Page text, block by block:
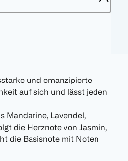
und emanzipierte
auf sich und lässt jeden
Mandarine, Lavendel,
die Herznote von Jasmin,
die Basisnote mit Noten